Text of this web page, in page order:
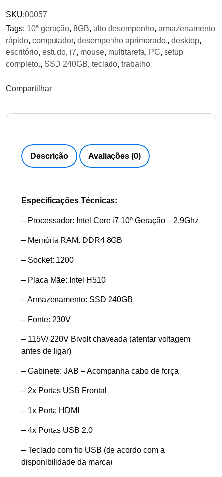
SKU:00057
Tags: 10ª geração, 8GB, alto desempenho, armazenamento
rápido, computador, desempenho aprimorado., desktop,
escritório, estudo, i7, mouse, multitarefa, PC, setup
completo., SSD 240GB, teclado, trabalho
Compartilhar
Descrição Avaliações (0)
Especificações Técnicas:
– Processador: Intel Core i7 10º Geração – 2.9Ghz
– Memória RAM: DDR4 8GB
– Socket: 1200
– Placa Mãe: Intel H510
– Armazenamento: SSD 240GB
– Fonte: 230V
– 115V/ 220V Bivolt chaveada (atentar voltagem
antes de ligar)
– Gabinete: JAB – Acompanha cabo de força
– 2x Portas USB Frontal
– 1x Porta HDMI
– 4x Portas USB 2.0
– Teclado com fio USB (de acordo com a
disponibilidade da marca)